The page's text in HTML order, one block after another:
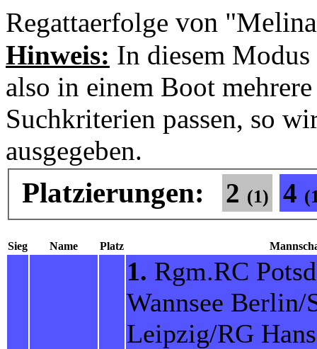
Regattaerfolge von
Hinweis: In diesem
also in einem Boot
Suchkriterien passen, so
ausgegeben.
Platzierungen: 2 (1) 4
Sieg Name Platz
1. Rgm.RC
Wannsee
Leipzig/RG